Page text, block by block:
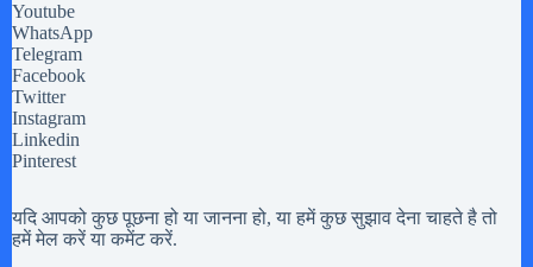
Youtube
WhatsApp
Telegram
Facebook
Twitter
Instagram
Linkedin
Pinterest
यदि आपको कुछ पूछना हो या जानना हो, या हमें कुछ सुझाव देना चाहते है तो
हमें मेल करें या कमेंट करें.